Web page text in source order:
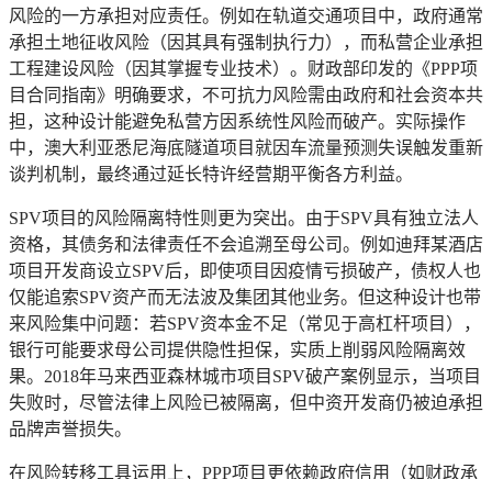
风险的一方承担对应责任。例如在轨道交通项目中，政府通常
承担土地征收风险（因其具有强制执行力），而私营企业承担
工程建设风险（因其掌握专业技术）。财政部印发的《PPP项
目合同指南》明确要求，不可抗力风险需由政府和社会资本共
担，这种设计能避免私营方因系统性风险而破产。实际操作
中，澳大利亚悉尼海底隧道项目就因车流量预测失误触发重新
谈判机制，最终通过延长特许经营期平衡各方利益。
SPV项目的风险隔离特性则更为突出。由于SPV具有独立法人
资格，其债务和法律责任不会追溯至母公司。例如迪拜某酒店
项目开发商设立SPV后，即使项目因疫情亏损破产，债权人也
仅能追索SPV资产而无法波及集团其他业务。但这种设计也带
来风险集中问题：若SPV资本金不足（常见于高杠杆项目），
银行可能要求母公司提供隐性担保，实质上削弱风险隔离效
果。2018年马来西亚森林城市项目SPV破产案例显示，当项目
失败时，尽管法律上风险已被隔离，但中资开发商仍被迫承担
品牌声誉损失。
在风险转移工具运用上，PPP项目更依赖政府信用（如财政承